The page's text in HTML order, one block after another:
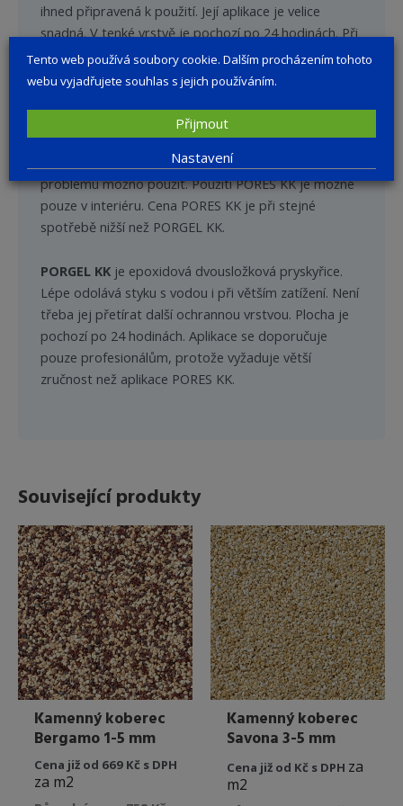
ihned připravená k použití. Její aplikace je velice
snadná. V tenké vrstvě je pochozí po 24 hodinách. Při
zaplnění větších spár, vyšší vlhkosti či nižší teploty se
prodlužuje i doba vytvrzení. Při použití v
vodou je lépe PORES KK přetřít REVITALEM KK.
Pokud plochu udržujeme vytíráním, nejedná se o
problematický styk s vodou a PORES KK je tak bez
problému možno použít. Použití PORES KK je možné
pouze v interiéru. Cena PORES KK je při stejné
spotřebě nižší než PORGEL KK.
PORGEL KK je epoxidová dvousložková pryskyřice.
Lépe odolává styku s vodou i při větším zatížení. Není
třeba jej přetírat další ochrannou vrstvou. Plocha je
pochozí po 24 hodinách. Aplikace se doporučuje
pouze profesionálům, protože vyžaduje větší
zručnost než aplikace PORES KK.
Související produkty
Kamenný koberec
Bergamo 1-5 mm
Cena již od 669 Kč s DPH
za m2
Kamenný koberec
Savona 3-5 mm
Cena již od Kč s DPH za
m2
Tento web používá soubory cookie. Dalším procházením tohoto
webu vyjadřujete souhlas s jejich používáním.
Nastavení
Přijmout